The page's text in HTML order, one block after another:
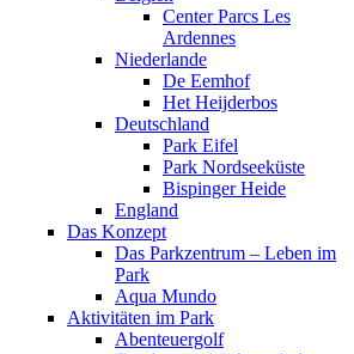
Center Parcs Les
Ardennes
Niederlande
De Eemhof
Het Heijderbos
Deutschland
Park Eifel
Park Nordseeküste
Bispinger Heide
England
Das Konzept
Das Parkzentrum – Leben im
Park
Aqua Mundo
Aktivitäten im Park
Abenteuergolf